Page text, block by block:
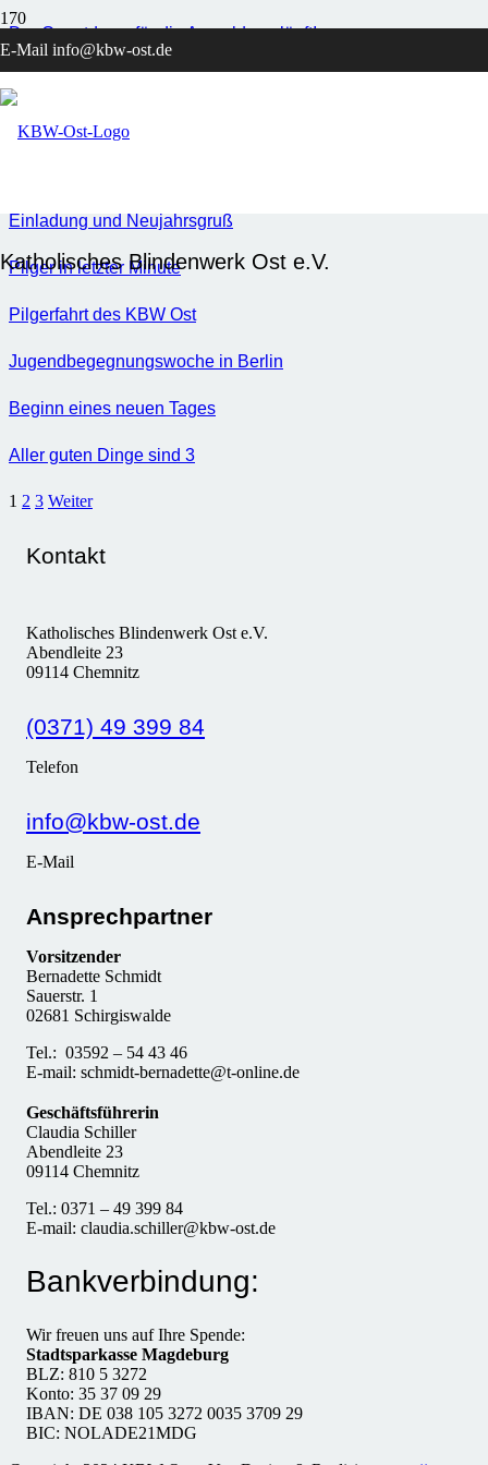
E-Mail info@kbw-ost.de
Katholisches Blindenwerk Ost e.V.
Der Countdown für die Anmeldung läuft!
Ostern und Ostergeschenk
Einladung und Neujahrsgruß
Pilger in letzter Minute
Pilgerfahrt des KBW Ost
Jugendbegegnungswoche in Berlin
Beginn eines neuen Tages
Aller guten Dinge sind 3
1 2 3 Weiter
Kontakt
Katholisches Blindenwerk Ost e.V.
Abendleite 23
09114 Chemnitz
(0371) 49 399 84
Telefon
info@kbw-ost.de
E-Mail
Ansprechpartner
Vorsitzender
Bernadette Schmidt
Sauerstr. 1
02681 Schirgiswalde
Tel.: 03592 – 54 43 46
E-mail: schmidt-bernadette@t-online.de
Geschäftsführerin
Claudia Schiller
Abendleite 23
09114 Chemnitz
Tel.: 0371 – 49 399 84
E-mail: claudia.schiller@kbw-ost.de
Bankverbindung:
Wir freuen uns auf Ihre Spende:
Stadtsparkasse Magdeburg
BLZ: 810 5 3272
Konto: 35 37 09 29
IBAN: DE 038 105 3272 0035 3709 29
BIC: NOLADE21MDG